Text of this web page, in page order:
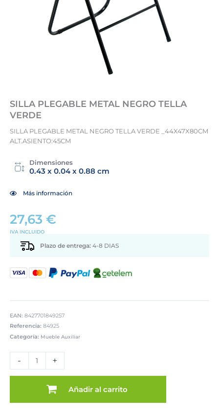
SILLA PLEGABLE METAL NEGRO TELLA
VERDE
SILLA PLEGABLE METAL NEGRO TELLA VERDE _44X47X80CM
ALT.ASIENTO:45CM
Dimensiones
0.43 x 0.04 x 0.88 cm
Más información
27,63 €
IVA INCLUIDO
Plazo de entrega: 4-8 DIAS
EAN: 8427701849257
Referencia: 84925
Categoría: Mueble Auxiliar
-
NEGRO
cantidad
+
Añadir al carrito